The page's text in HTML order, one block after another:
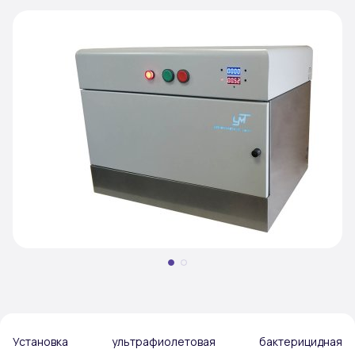
Установка ультрафиолетовая бактерицидная